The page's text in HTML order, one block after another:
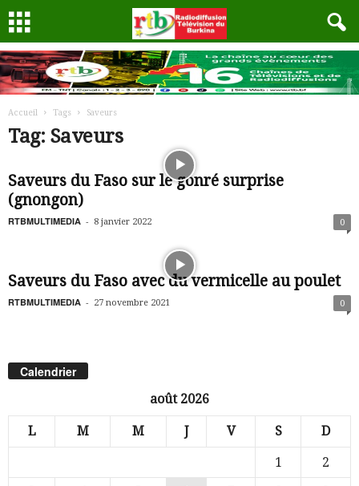
Accueil Tags Saveurs
Tag: Saveurs
Saveurs du Faso sur le gonré surprise
(gnongon)
RTBMULTIMEDIA - 8 janvier 2022 0
Saveurs du Faso avec du vermicelle au poulet
RTBMULTIMEDIA - 27 novembre 2021 0
Calendrier
août 2026
L M M J V S D
1
2